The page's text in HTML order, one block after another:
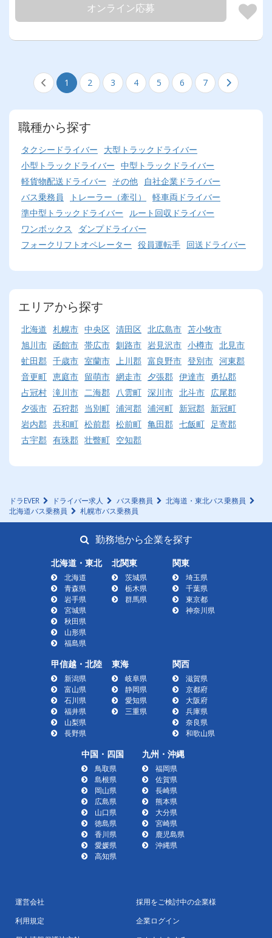
オンライン応募
1 2 3 4 5 6 7
職種から探す
タクシードライバー
大型トラックドライバー
小型トラックドライバー 中型トラックドライバー
軽貨物配送ドライバー
その他
自社企業ドライバー
バス乗務員
トレーラー（牽引）
軽車両ドライバー
準中型トラックドライバー
ルート回収ドライバー
ワンボックス
ダンプドライバー
フォークリフトオペレーター 役員運転手 回送ドライバー
エリアから探す
北海道 札幌市 中央区 清田区 北広島市 苫小牧市
旭川市 函館市 帯広市 釧路市 岩見沢市 小樽市 北見市
虻田郡 千歳市 室蘭市 上川郡 富良野市 登別市 河東郡
音更町 恵庭市 留萌市 網走市 夕張郡 伊達市 勇払郡
占冠村 滝川市 二海郡 八雲町 深川市 北斗市 広尾郡
夕張市 石狩郡 当別町 浦河郡 浦河町 新冠郡 新冠町
岩内郡 共和町 松前郡 松前町 亀田郡 七飯町
足寄郡
古宇郡 有珠郡 壮瞥町 空知郡
ドラEVER ドライバー求人 バス乗務員
北海道・東北バス乗務員
北海道バス乗務員
札幌市バス乗務員
勤務地から企業を探す
北海道・東北
北海道
青森県
岩手県
宮城県
秋田県
山形県
福島県
北関東
茨城県
栃木県
群馬県
関東
埼玉県
千葉県
東京都
神奈川県
甲信越・北陸
新潟県
富山県
石川県
福井県
山梨県
長野県
東海
岐阜県
静岡県
愛知県
三重県
関西
滋賀県
京都府
大阪府
兵庫県
奈良県
和歌山県
中国・四国
鳥取県
島根県
岡山県
広島県
山口県
徳島県
香川県
愛媛県
高知県
九州・沖縄
福岡県
佐賀県
長崎県
熊本県
大分県
宮崎県
鹿児島県
沖縄県
運営会社
利用規定
採用をご検討中の企業様
企業ログイン